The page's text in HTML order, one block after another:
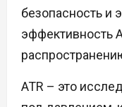
безопасность и
эффективность
ATR – это